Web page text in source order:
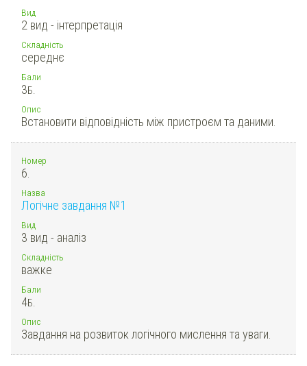
Вид
2 вид - інтерпретація
Складність
середнє
Бали
3Б.
Опис
Встановити відповідність між пристроєм та даними.
Номер
6.
Назва
Логічне завдання №1
Вид
3 вид - аналіз
Складність
важке
Бали
4Б.
Опис
Завдання на розвиток логічного мислення та уваги.